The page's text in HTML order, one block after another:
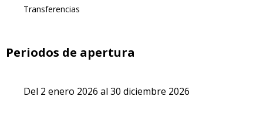
Transferencias
Periodos de apertura
Del 2 enero 2026 al 30 diciembre 2026